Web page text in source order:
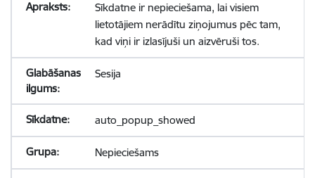
Sīkdatne ir nepieciešama, lai visiem
lietotājiem nerādītu ziņojumus pēc tam,
kad viņi ir izlasījuši un aizvēruši tos.
Sesija
auto_popup_showed
Nepieciešams